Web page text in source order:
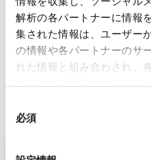
解析の各パートナーに情報
集された情報は、ユーザー
の情報や各パートナーのサ
れた情報と組み合わされ、
必須
Industrial
Robots A/S